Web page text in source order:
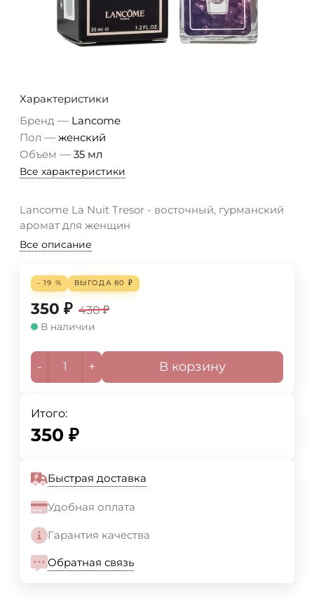
Характеристики
Бренд — Lancome
Пол — женский
Объем — 35 мл
Все характеристики
Lancome La Nuit Tresor - восточный, гурманский
аромат для женщин
Все описание
- 19 % ВЫГОДА 80 ₽
350 ₽ 430 ₽
В наличии
- + В корзину
Итого:
350 ₽
Быстрая доставка
Удобная оплата
Гарантия качества
Обратная связь